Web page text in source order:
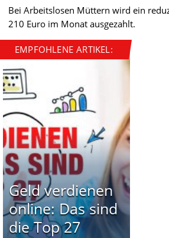
Bei Arbeitslosen Müttern wird ein
210 Euro im Monat ausgezahlt.
EMPFOHLENE ARTIKEL:
Geld verdienen
online: Das sind
die Top 27